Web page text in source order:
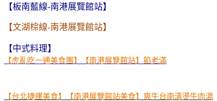
【板南藍線-南港展覽館站】
【文湖棕線-南港展覽館站】
【中式料理】
【虎亂吃一通美食團】【南港展覽館站】餡老滿
【台北捷運美食】【南港展覽館站美食】爽牛台南清燙牛肉湯